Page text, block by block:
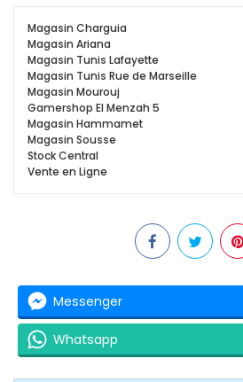
Magasin Charguia
Magasin Ariana
Magasin Tunis Lafayette
Magasin Tunis Rue de Marseille
Magasin Mourouj
Gamershop El Menzah 5
Magasin Hammamet
Magasin Sousse
Stock Central
Vente en Ligne
Messenger
Whatsapp